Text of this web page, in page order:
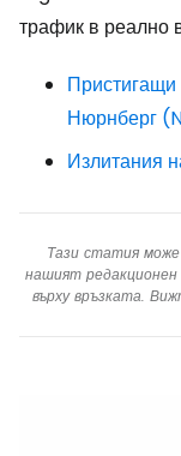
трафик в реално
Нюрнберг
Излитания
Тази статия
нашият редакционен
върху връзката.